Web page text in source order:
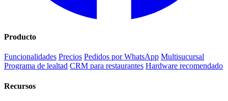
Producto
Funcionalidades Precios Pedidos por WhatsApp Multisucursal
Programa de lealtad CRM para restaurantes Hardware recomendado
Recursos